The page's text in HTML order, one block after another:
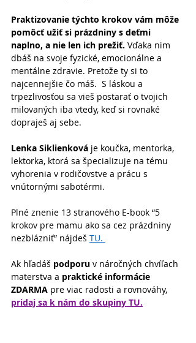
Praktizovanie týchto krokov vám môže
pomôcť užiť si prázdniny s deťmi
naplno, a nie len ich prežiť. Vďaka nim
dbáš na svoje fyzické, emocionálne a
mentálne zdravie. Pretože ty si to
najcennejšie čo máš.  S láskou a
trpezlivosťou sa vieš postarať o tvojich
milovaných iba vtedy, keď si rovnaké
dopraješ aj sebe.
Lenka Siklienková je koučka, mentorka,
lektorka, ktorá sa špecializuje na tému
vyhorenia v rodičovstve a prácu s
vnútornými sabotérmi.
Plné znenie 13 stranového E-book “5
krokov pre mamu ako sa cez prázdniny
nezblázniť” nájdeš TU.
Ak hľadáš podporu v náročných chvíľach
materstva a praktické informácie
ZDARMA pre viac radosti a rovnováhy,
pridaj sa k nám do skupiny TU.